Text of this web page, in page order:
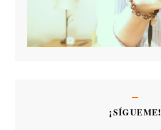
¡SÍGUEME!